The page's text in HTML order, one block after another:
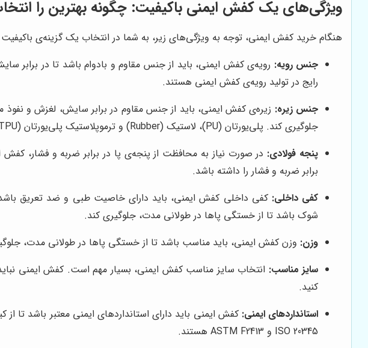
ویژگی‌های یک کفش ایمنی باکیفیت: چگونه بهترین را
هنگام خرید کفش ایمنی، توجه به ویژگی‌های زیر، به شما در انتخاب یک گزینه‌ی
جنس رویه: رویه‌ی کفش ایمنی، باید از جنس مقاوم و بادوام باشد تا در برابر
رایج در تولید رویه‌ی کفش ایمنی هستند.
جنس زیره: زیره‌ی کفش ایمنی، باید از جنس مقاوم در برابر سایش، لغزش و
جلوگیری کند. پلی‌یورتان (PU)، لاستیک (Rubber) و ترموپلاستیک پلی‌یورتان (TPU)، از جمله مواد رایج در تولید زیره‌ی کفش ایمنی هستند.
پنجه فولادی: در صورت نیاز به محافظت از پنجه‌ی پا در برابر ضربه و فشار، کفش
برابر ضربه و فشار را داشته باشد.
کفی داخلی: کفی داخلی کفش ایمنی، باید دارای خاصیت طبی و ضد تعریق
شوک باشد تا از خستگی پاها در طولانی مدت، جلوگیری کند.
وزن: وزن کفش ایمنی، باید مناسب باشد تا از خستگی پاها در طولانی مدت،
سایز مناسب: انتخاب سایز مناسب کفش ایمنی، بسیار مهم است. کفش ایمنی
کنید.
استانداردهای ایمنی:
ISO 20345 و ASTM F2413 هستند.